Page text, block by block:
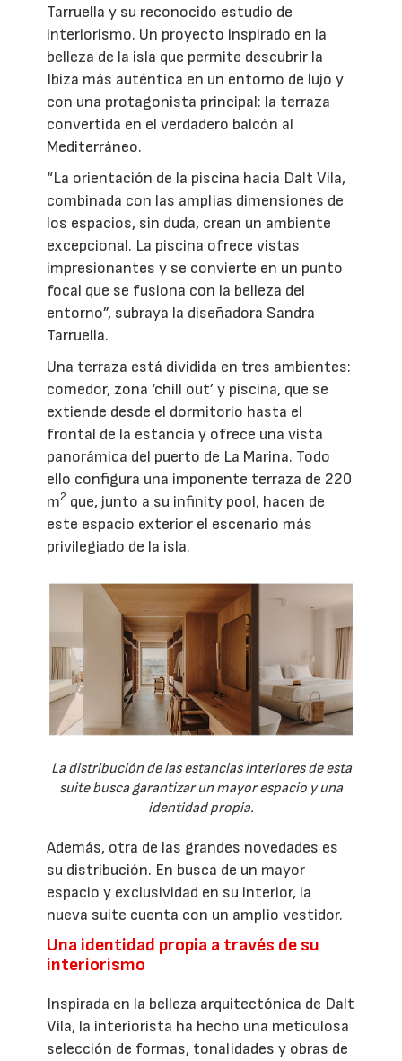
Tarruella y su reconocido estudio de
interiorismo. Un proyecto inspirado en la
belleza de la isla que permite descubrir la
Ibiza más auténtica en un entorno de lujo y
con una protagonista principal: la terraza
convertida en el verdadero balcón al
Mediterráneo.
“La orientación de la piscina hacia Dalt Vila,
combinada con las amplias dimensiones de
los espacios, sin duda, crean un ambiente
excepcional. La piscina ofrece vistas
impresionantes y se convierte en un punto
focal que se fusiona con la belleza del
entorno”, subraya la diseñadora Sandra
Tarruella.
Una terraza está dividida en tres ambientes:
comedor, zona ‘chill out’ y piscina, que se
extiende desde el dormitorio hasta el
frontal de la estancia y ofrece una vista
panorámica del puerto de La Marina. Todo
ello configura una imponente terraza de 220
m2 que, junto a su infinity pool, hacen de
este espacio exterior el escenario más
privilegiado de la isla.
La distribución de las estancias interiores de esta
suite busca garantizar un mayor espacio y una
identidad propia.
Además, otra de las grandes novedades es
su distribución. En busca de un mayor
espacio y exclusividad en su interior, la
nueva suite cuenta con un amplio vestidor.
Una identidad propia a través de su
interiorismo
Inspirada en la belleza arquitectónica de Dalt
Vila, la interiorista ha hecho una meticulosa
selección de formas, tonalidades y obras de